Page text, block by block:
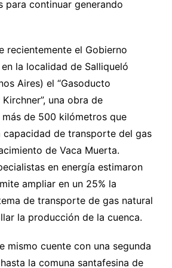
para continuar generando
recientemente el Gobierno
la localidad de Salliqueló
Aires) el “Gasoducto
una obra de
de 500 kilómetros que
capacidad de transporte del gas
de Vaca Muerta.
en energía estimaron
ampliar en un 25% la
de transporte de gas natural
la producción de la cuenca.
mismo cuente con una segunda
la comuna santafesina de